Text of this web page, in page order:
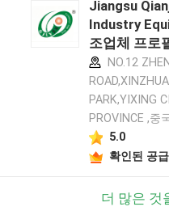
Jiangsu
Industry
조업체 프로
NO.12
PARK,YIXING
PROVINCE ,중
5.0
확인된 공
더 많은 것